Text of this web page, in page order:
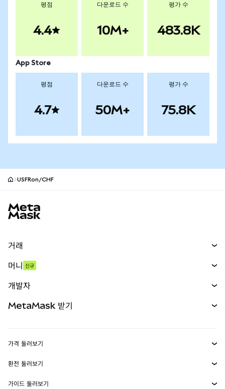
평점
4.4
다운로드 수
10M+
평가 수
483.8K
App Store
평점
4.7
다운로드 수
50M+
평가 수
75.8K
USFRon/CHF
거래
무기한 선물
실물자산
머니 신규
개발자
MetaMask Connect
Snaps
MetaMask 받기
가격 둘러보기
이더리움 가격
솔라나 가격
환전 둘러보기
ETH를 USD로 환전
가이드 둘러보기